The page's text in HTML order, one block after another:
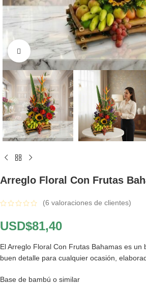
Click to enlarge
Arreglo Floral Con Frutas
(6 valoraciones de clientes)
USD$81,40
El Arreglo Floral Con Frutas Bahamas es un
buen detalle para cualquier ocasión,
Base de bambú o similar